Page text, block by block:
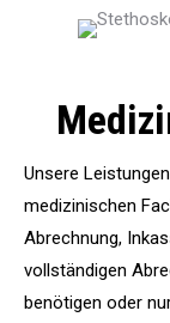
Unsere
medizinischen
Abrechnung,
vollständigen
benötigen oder